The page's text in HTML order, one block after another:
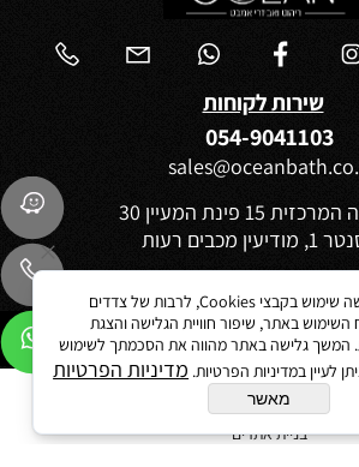
שירות לקוחות
054-9041103
15 פינת המעיין 30
מכבים רעות
בניית אתרים
לידיעתך, באתרנו נעשה שימוש בקבצי Cookies, לרבות של צדדים
השימוש באתר, שיפור חוויית הגלישה והצגת
המשך גלישה באתר מהווה את הסכמתך לשימוש
לעיין במדיניות הפרטיות. מדיניות הפרטיות
מאשר